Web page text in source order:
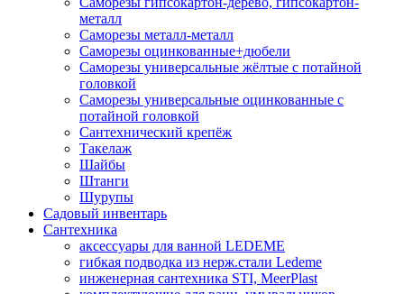
металл
Саморезы металл-металл
Саморезы оцинкованные+дюбели
Саморезы универсальные жёлтые с потайной
головкой
Саморезы универсальные оцинкованные с
потайной головкой
Сантехнический крепёж
Такелаж
Шайбы
Штанги
Шурупы
Садовый инвентарь
Сантехника
аксессуары для ванной LEDEME
гибкая подводка из нерж.стали Ledeme
инженерная сантехника STI, MeerPlast